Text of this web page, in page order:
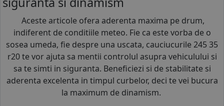
Aceste articole ofera aderenta maxima pe drum,
indiferent de conditiile meteo. Fie ca este vorba de o
sosea umeda, fie despre una uscata, cauciucurile 245 35
r20 te vor ajuta sa mentii controlul asupra vehiculului si
sa te simti in siguranta. Beneficiezi si de stabilitate si
aderenta excelenta in timpul curbelor, deci te vei bucura
la maximum de dinamism.